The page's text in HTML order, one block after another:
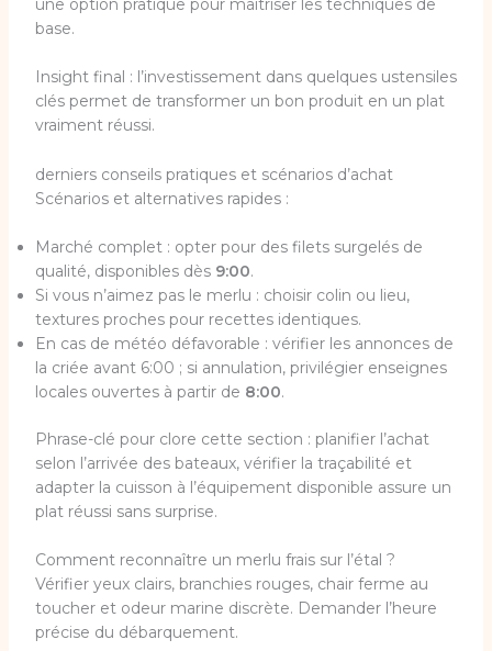
une option pratique pour maîtriser les techniques de
base.
Insight final : l’investissement dans quelques ustensiles
clés permet de transformer un bon produit en un plat
vraiment réussi.
derniers conseils pratiques et scénarios d’achat
Scénarios et alternatives rapides :
Marché complet : opter pour des filets surgelés de
qualité, disponibles dès 9:00.
Si vous n’aimez pas le merlu : choisir colin ou lieu,
textures proches pour recettes identiques.
En cas de météo défavorable : vérifier les annonces de
la criée avant 6:00 ; si annulation, privilégier enseignes
locales ouvertes à partir de 8:00.
Phrase-clé pour clore cette section : planifier l’achat
selon l’arrivée des bateaux, vérifier la traçabilité et
adapter la cuisson à l’équipement disponible assure un
plat réussi sans surprise.
Comment reconnaître un merlu frais sur l’étal ?
Vérifier yeux clairs, branchies rouges, chair ferme au
toucher et odeur marine discrète. Demander l’heure
précise du débarquement.